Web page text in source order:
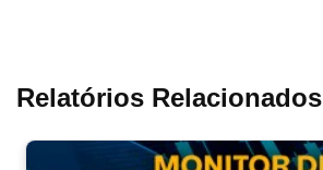
Relatórios Relacionados